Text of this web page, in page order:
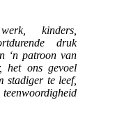
kinders,
druk
‘n patroon van
het ons gevoel
stadiger te leef,